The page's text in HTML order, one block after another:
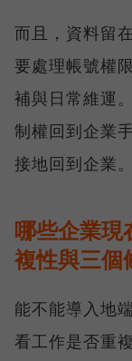
而且，資料留
要處理帳號權
補與日常維運
制權回到企業
接地回到企業。
哪些企業現
複性與三個
能不能導入地
看工作是否重